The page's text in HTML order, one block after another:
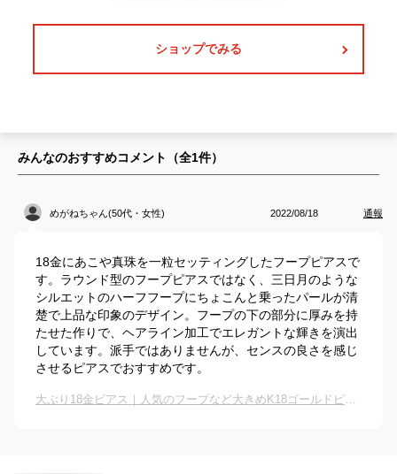
ショップでみる
みんなのおすすめコメント（全1件）
めがねちゃん(50代・女性) 2022/08/18 通報
18金にあこや真珠を一粒セッティングしたフープピアスで
す。ラウンド型のフープピアスではなく、三日月のような
シルエットのハーフフープにちょこんと乗ったパールが清
楚で上品な印象のデザイン。フープの下の部分に厚みを持
たせた作りで、ヘアライン加工でエレガントな輝きを演出
しています。派手ではありませんが、センスの良さを感じ
させるピアスでおすすめです。
大ぶり18金ピアス｜人気のフープなど大きめK18ゴールドピアススのおすすめは？